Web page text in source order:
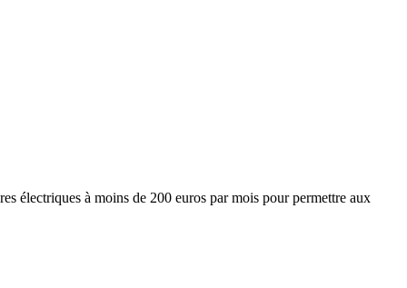
électriques à moins de 200 euros par mois pour permettre aux